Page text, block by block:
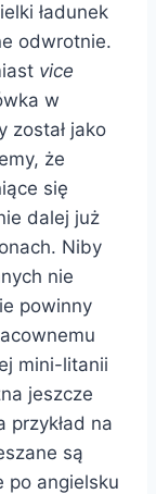
ładunek
odwrotnie.
vice
w
został jako
że
się
dalej już
Niby
nie
powinny
mini-litanii
jeszcze
przykład na
są
po angielsku